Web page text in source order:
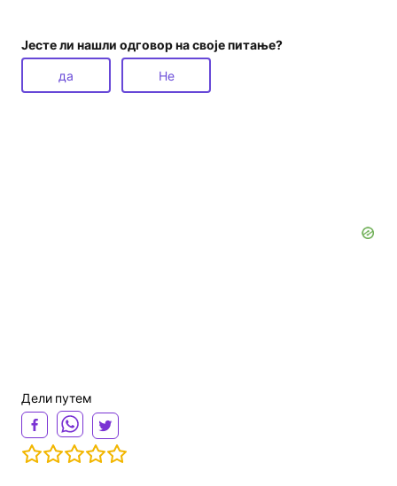
Јесте ли нашли одговор на своје питање?
да Не
Дели путем